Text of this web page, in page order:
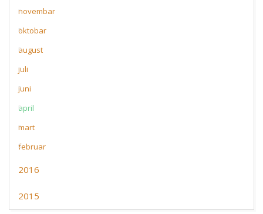
novembar
oktobar
august
juli
juni
april
mart
februar
2016
2015